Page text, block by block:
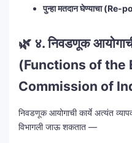
पुन्हा मतदान घेण्याचा (Re-
🌿 ४. निवडणूक
(Functions of the
Commission of
निवडणूक आयोगाची कार्ये अत्यंत
विभागली जाऊ शकतात —